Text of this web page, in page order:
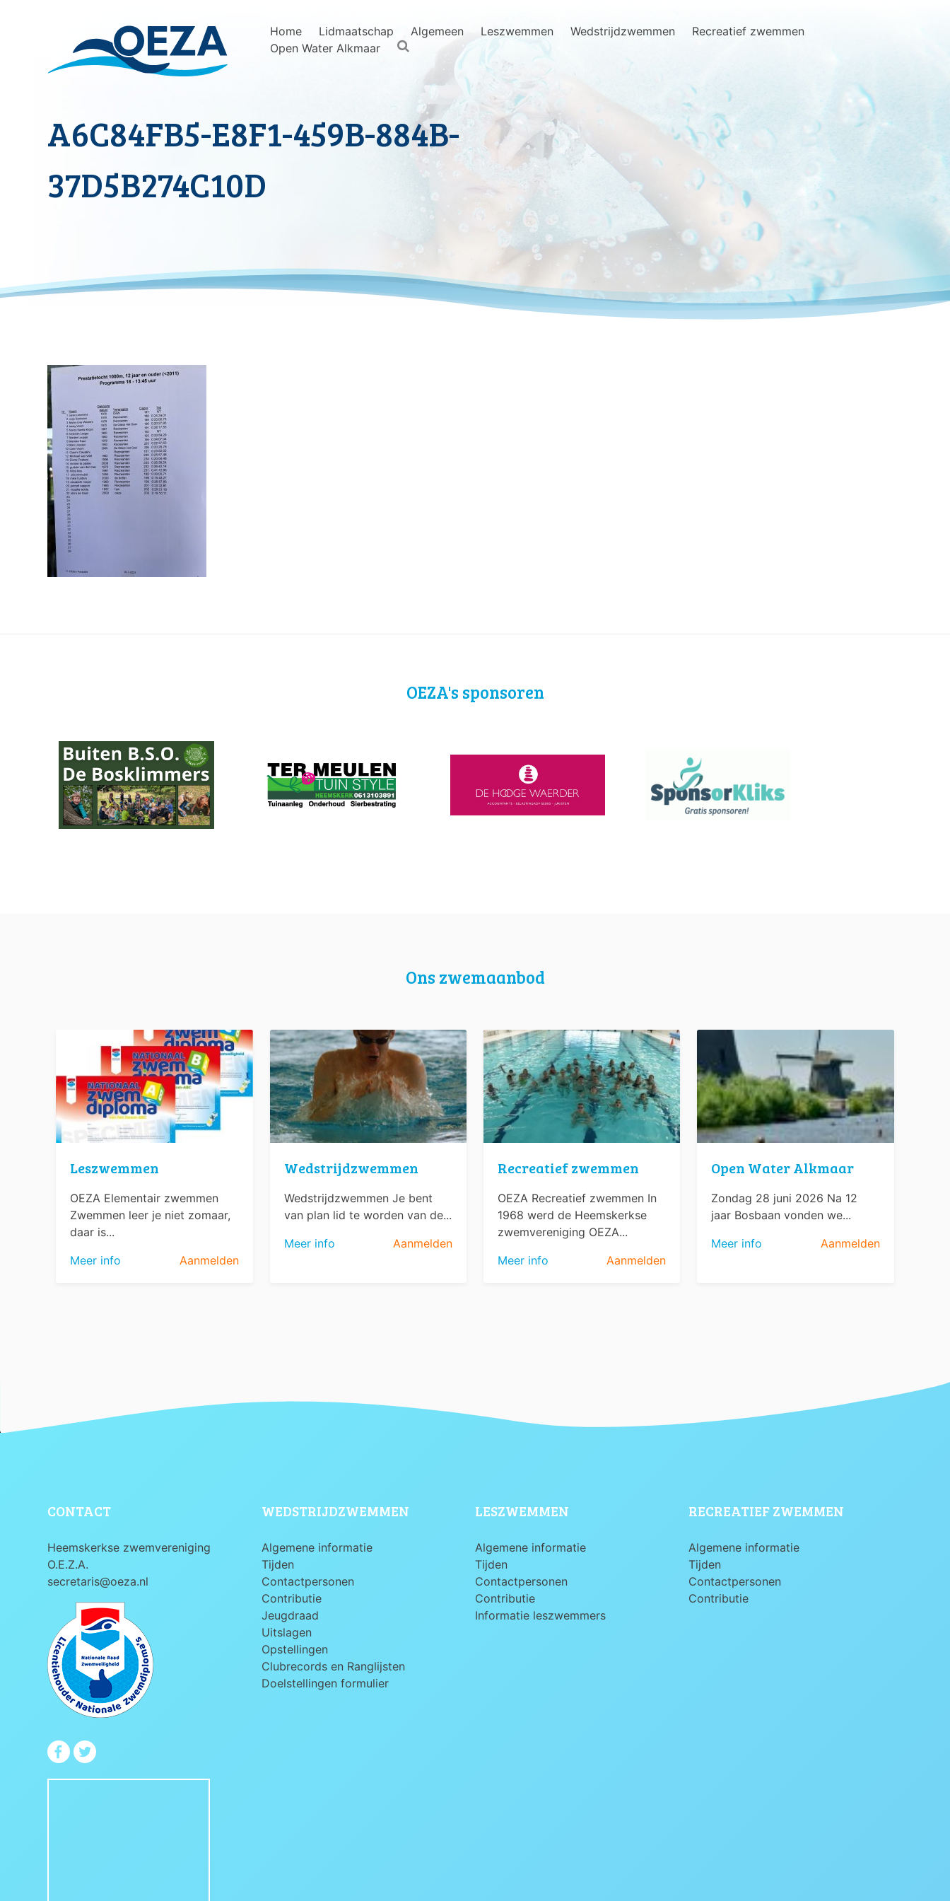
Home Lidmaatschap Algemeen Leszwemmen Wedstrijdzwemmen
Recreatief zwemmen
Open Water Alkmaar
for:
A6C84FB5-E8F1-459B-884B-
37D5B274C10D
OEZA's sponsoren
Ons zwemaanbod
Leszwemmen
OEZA Elementair zwemmen
Zwemmen leer je niet zomaar,
daar is...
Meer info
Aanmelden
Wedstrijdzwemmen
Wedstrijdzwemmen Je bent
van plan lid te worden van de...
Meer info
Aanmelden
Recreatief zwemmen
OEZA Recreatief zwemmen In
1968 werd de Heemskerkse
zwemvereniging OEZA...
Meer info
Aanmelden
Open Water Alkmaar
Zondag 28 juni 2026 Na 12
jaar Bosbaan vonden we...
Meer info
Aanmelden
CONTACT
Heemskerkse zwemvereniging
O.E.Z.A.
secretaris@oeza.nl
WEDSTRIJDZWEMMEN
Algemene informatie
Tijden
Contactpersonen
Contributie
Jeugdraad
Uitslagen
Opstellingen
Clubrecords en Ranglijsten
Doelstellingen formulier
LESZWEMMEN
Algemene informatie
Tijden
Contactpersonen
Contributie
Informatie leszwemmers
RECREATIEF ZWEMMEN
Algemene informatie
Tijden
Contactpersonen
Contributie